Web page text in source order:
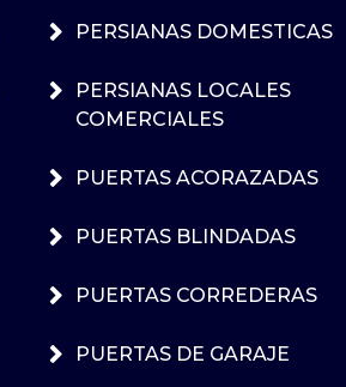
PERSIANAS DOMESTICAS
PERSIANAS LOCALES
COMERCIALES
PUERTAS ACORAZADAS
PUERTAS BLINDADAS
PUERTAS CORREDERAS
PUERTAS DE GARAJE